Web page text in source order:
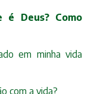
é Deus? Como
em minha vida
com a vida?